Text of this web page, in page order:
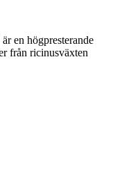
en högpresterande
från ricinusväxten